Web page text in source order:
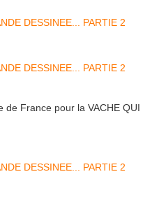
de France pour la VACHE QUI